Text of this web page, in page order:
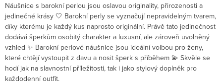
Náušnice s barokní perlou jsou oslavou originality, přirozenosti a
jedinečné krásy 🤍 Barokní perly se vyznačují nepravidelným tvarem,
díky kterému je každý kus naprosto originální. Právě tato jedinečnost
dodává šperkům osobitý charakter a luxusní, ale zároveň uvolněný
vzhled ✨ Barokní perlové náušnice jsou ideální volbou pro ženy,
které chtějí vystoupit z davu a nosit šperk s příběhem 💫 Skvěle se
hodí jak na slavnostní příležitosti, tak i jako stylový doplněk pro
každodenní outfit.